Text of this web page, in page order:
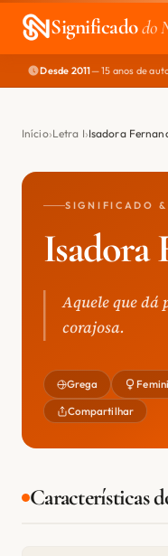
Significadodo
EXPLORAR
NOME PERFEITO
Desde 2011— 15 anos de
Início Letra I Isadora
SIGNIFICADO
Isadora
Aquele que dá
corajosa.
Grega
Compartilhar
Características